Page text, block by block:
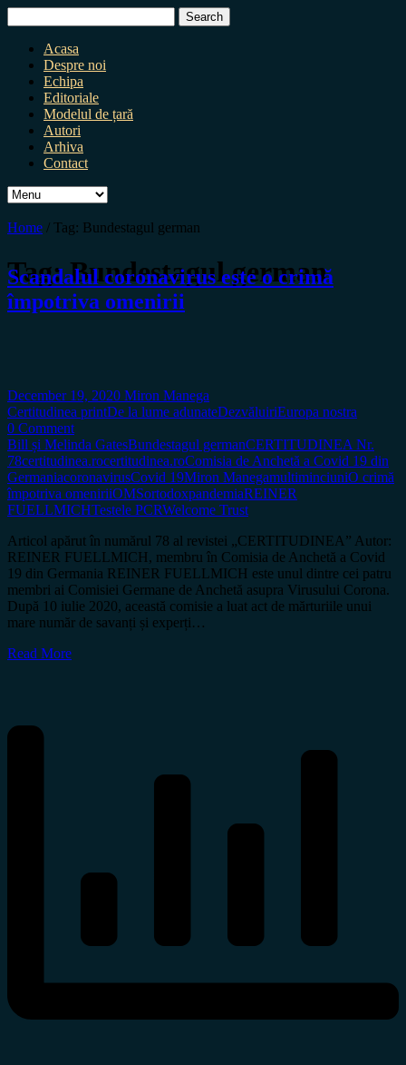
for:
Acasa
Despre noi
Echipa
Editoriale
Modelul de țară
Autori
Arhiva
Contact
Home / Tag: Bundestagul german
Tag:Bundestagul german
Scandalul coronavirus este o crimă
împotriva omenirii
December 19, 2020 Miron Manega
Certitudinea printDe la lume adunateDezvăluiriEuropa nostra
0 Comment
Bill și Melinda GatesBundestagul germanCERTITUDINEA Nr.
78certitudinea.rocertitudinea.roComisia de Anchetă a Covid 19 din
GermaniacoronavirusCovid 19Miron ManegamultiminciuniO crimă
împotriva omeniriiOMSortodoxpandemiaREINER
FUELLMICHTestele PCRWelcome Trust
Articol apărut în numărul 78 al revistei „CERTITUDINEA” Autor:
REINER FUELLMICH, membru în Comisia de Anchetă a Covid
19 din Germania REINER FUELLMICH este unul dintre cei patru
membri ai Comisiei Germane de Anchetă asupra Virusului Corona.
După 10 iulie 2020, această comisie a luat act de mărturiile unui
mare număr de savanți și experți…
Read More